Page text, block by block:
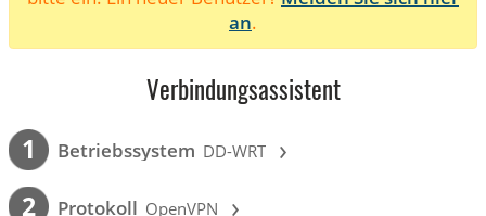
an.
Verbindungsassistent
1 Betriebssystem DD-WRT ›
2 Protokoll OpenVPN ›